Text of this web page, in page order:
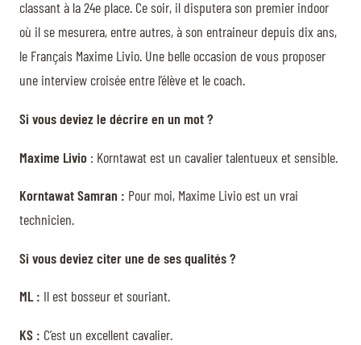
classant à la 24e place. Ce soir, il disputera son premier indoor
où il se mesurera, entre autres, à son entraineur depuis dix ans,
le Français Maxime Livio. Une belle occasion de vous proposer
une interview croisée entre l’élève et le coach.
Si vous deviez le décrire en un mot ?
Maxime Livio : Korntawat est un cavalier talentueux et sensible.
Korntawat Samran : Pour moi, Maxime Livio est un vrai
technicien.
Si vous deviez citer une de ses qualités ?
ML : Il est bosseur et souriant.
KS : C’est un excellent cavalier.